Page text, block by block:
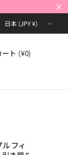
×
国/
地
を
ート (¥0)
フィ